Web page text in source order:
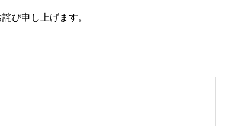
び申し上げます。